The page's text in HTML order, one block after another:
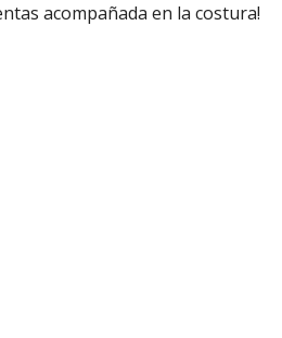
acompañada en la costura!